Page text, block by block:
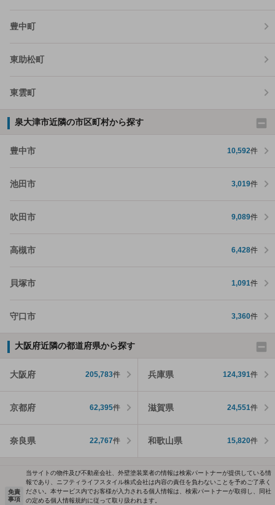
豊中町
東助松町
東雲町
泉大津市近隣の市区町村から探す
豊中市 10,592件
池田市 3,019件
吹田市 9,089件
高槻市 6,428件
貝塚市 1,091件
守口市 3,360件
大阪府近隣の都道府県から探す
大阪府 205,783件 兵庫県 124,391件
京都府 62,395件 滋賀県 24,551件
奈良県 22,767件 和歌山県 15,820件
免責
事項
当サイトの物件及び不動産会社、外壁塗装業者の情報は検索パートナーが提供している情
報であり、ニフティライフスタイル株式会社は内容の責任を負わないことを予めご了承く
ださい。本サービス内でお客様が入力される個人情報は、検索パートナーが取得し、同社
の定める個人情報規約に従って取り扱われます。